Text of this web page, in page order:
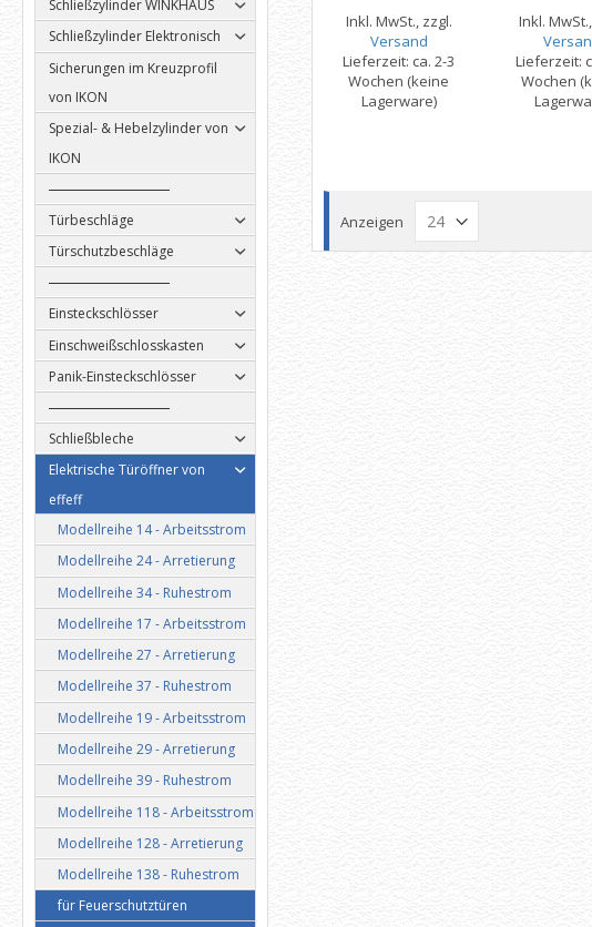
Inkl. MwSt., zzgl.
Versand
Lieferzeit: ca. 2-3
Wochen (keine
Lagerware)
Inkl.
Lieferzeit:
Wochen
Anzeigen
Schließzylinder WINKHAUS
Schließzylinder Elektronisch
Sicherungen im Kreuzprofil
von IKON
Spezial- & Hebelzylinder von
IKON
Türbeschläge
Türschutzbeschläge
Einsteckschlösser
Einschweißschlosskasten
Panik-Einsteckschlösser
Schließbleche
Elektrische Türöffner von
effeff
Modellreihe 14 - Arbeitsstrom
Modellreihe 24 - Arretierung
Modellreihe 34 - Ruhestrom
Modellreihe 17 - Arbeitsstrom
Modellreihe 27 - Arretierung
Modellreihe 37 - Ruhestrom
Modellreihe 19 - Arbeitsstrom
Modellreihe 29 - Arretierung
Modellreihe 39 - Ruhestrom
Modellreihe 118 - Arbeitsstrom
Modellreihe 128 - Arretierung
Modellreihe 138 - Ruhestrom
für Feuerschutztüren